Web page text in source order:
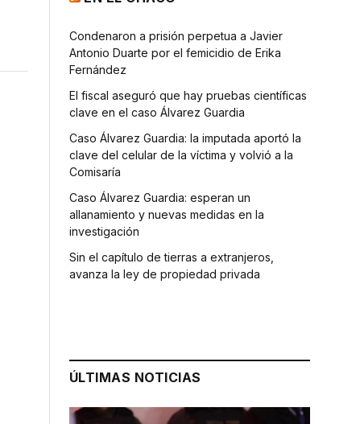
Condenaron a prisión perpetua a Javier
Antonio Duarte por el femicidio de Erika
Fernández
El fiscal aseguró que hay pruebas científicas
clave en el caso Álvarez Guardia
Caso Álvarez Guardia: la imputada aportó la
clave del celular de la víctima y volvió a la
Comisaría
Caso Álvarez Guardia: esperan un
allanamiento y nuevas medidas en la
investigación
Sin el capítulo de tierras a extranjeros,
avanza la ley de propiedad privada
ÚLTIMAS NOTICIAS